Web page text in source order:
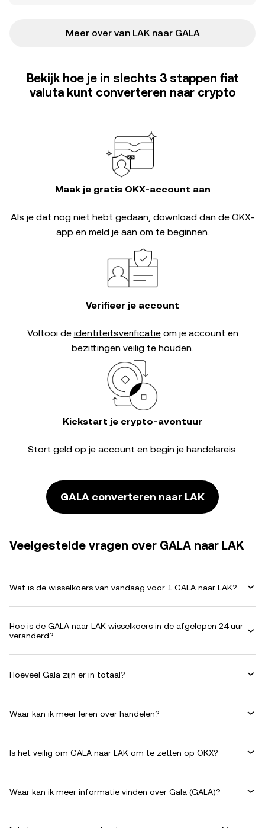
Meer over van LAK naar GALA
Bekijk hoe je in slechts 3 stappen fiat
valuta kunt converteren naar crypto
Maak je gratis OKX-account aan
Als je dat nog niet hebt gedaan, download dan de OKX-
app en meld je aan om te beginnen.
Verifieer je account
Voltooi de identiteitsverificatieom je account en
bezittingen veilig te houden.
Kickstart je crypto-avontuur
Stort geld op je account en begin je handelsreis.
GALA converteren naar LAK
Veelgestelde vragen over GALA naar LAK
Wat is de wisselkoers van vandaag voor 1 GALA naar LAK?
Hoe is de GALA naar LAK wisselkoers in de afgelopen 24 uur
veranderd?
Hoeveel Gala zijn er in totaal?
Waar kan ik meer leren over handelen?
Is het veilig om GALA naar LAK om te zetten op OKX?
Waar kan ik meer informatie vinden over Gala (GALA)?